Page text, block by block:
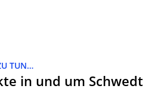
TUN…
in und um Schwedt